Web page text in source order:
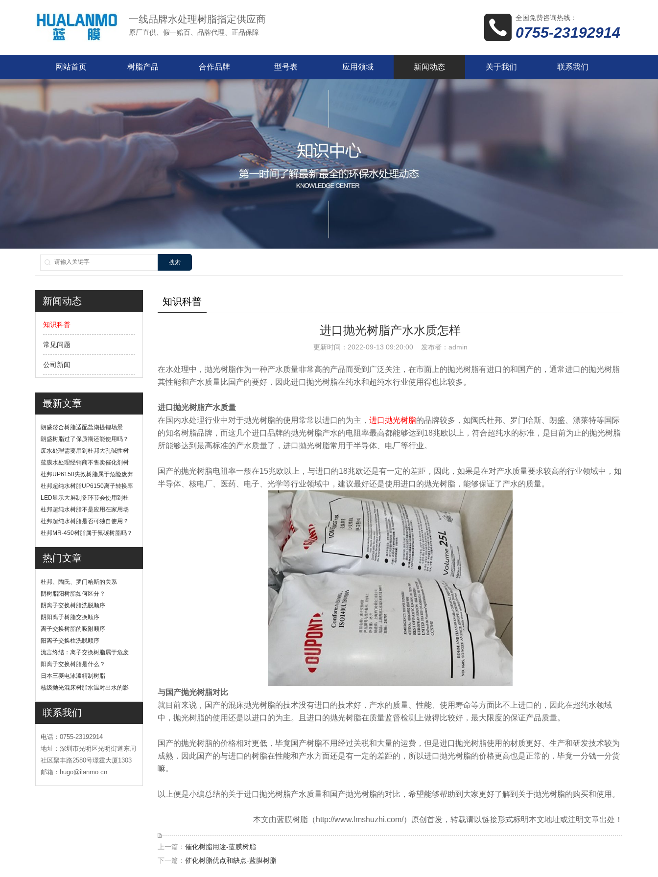
一线品牌水处理树脂指定供应商
原厂直供、假一赔百、品牌代理、正品保障
全国免费咨询热线：
0755-23192914
网站首页 树脂产品 合作品牌 型号表 应用领域 新闻动态 关于我们 联系我们
搜索
新闻动态
知识科普
常见问题
公司新闻
最新文章
朗盛螯合树脂适配盐湖提锂场景
吗？
朗盛树脂过了保质期还能使用吗？
废水处理需要用到杜邦大孔碱性树
脂？
蓝膜水处理经销商不售卖催化剂树
脂
杜邦UP6150失效树脂属于危险废弃
物吗？
杜邦超纯水树脂UP6150离子转换率
高吗？
LED显示大屏制备环节会使用到杜
邦UP6040树脂吗？
杜邦超纯水树脂不是应用在家用场
景
杜邦超纯水树脂是否可独自使用？
杜邦MR-450树脂属于氟碳树脂吗？
热门文章
杜邦、陶氏、罗门哈斯的关系
阴树脂阳树脂如何区分？
阴离子交换树脂洗脱顺序
阴阳离子树脂交换顺序
离子交换树脂的吸附顺序
阳离子交换柱洗脱顺序
流言终结：离子交换树脂属于危废
吗
阳离子交换树脂是什么？
日本三菱电泳漆精制树脂
核级抛光混床树脂水温对出水的影
联系我们
电话：0755-23192914
地址：深圳市光明区光明街道东周
社区聚丰路2580号璟霆大厦1303
邮箱：hugo@ilanmo.cn
知识科普
进口抛光树脂产水水质怎样
更新时间：2022-09-13 09:20:00 发布者：admin
在水处理中，抛光树脂作为一种产水质量非常高的产品而受到广泛关注，在市面上的抛光树脂有进口的和国产的，通常进口的抛光树脂
其性能和产水质量比国产的要好，因此进口抛光树脂在纯水和超纯水行业使用得也比较多。
进口抛光树脂产水质量
在国内水处理行业中对于抛光树脂的使用常常以进口的为主， 进口抛光树脂的品牌较多，如陶氏杜邦、罗门哈斯、朗盛、漂莱特等国际
的知名树脂品牌，而这几个进口品牌的抛光树脂产水的电阻率最高都能够达到18兆欧以上，符合超纯水的标准，是目前为止的抛光树脂
所能够达到最高标准的产水质量了，进口抛光树脂常用于半导体、电厂等行业。
国产的抛光树脂电阻率一般在15兆欧以上，与进口的18兆欧还是有一定的差距，因此，如果是在对产水质量要求较高的行业领域中，如
半导体、核电厂、医药、电子、光学等行业领域中，建议最好还是使用进口的抛光树脂，能够保证了产水的质量。
与国产抛光树脂对比
就目前来说，国产的混床抛光树脂的技术没有进口的技术好，产水的质量、性能、使用寿命等方面比不上进口的，因此在超纯水领域
中，抛光树脂的使用还是以进口的为主。且进口的抛光树脂在质量监督检测上做得比较好，最大限度的保证产品质量。
国产的抛光树脂的价格相对更低，毕竟国产树脂不用经过关税和大量的运费，但是进口抛光树脂使用的材质更好、生产和研发技术较为
成熟，因此国产的与进口的树脂在性能和产水方面还是有一定的差距的，所以进口抛光树脂的价格更高也是正常的，毕竟一分钱一分货
嘛。
以上便是小编总结的关于进口抛光树脂产水质量和国产抛光树脂的对比，希望能够帮助到大家更好了解到关于抛光树脂的购买和使用。
本文由蓝膜树脂（http://www.lmshuzhi.com/）原创首发，转载请以链接形式标明本文地址或注明文章出处！
上一篇： 催化树脂用途-蓝膜树脂
下一篇： 催化树脂优点和缺点-蓝膜树脂